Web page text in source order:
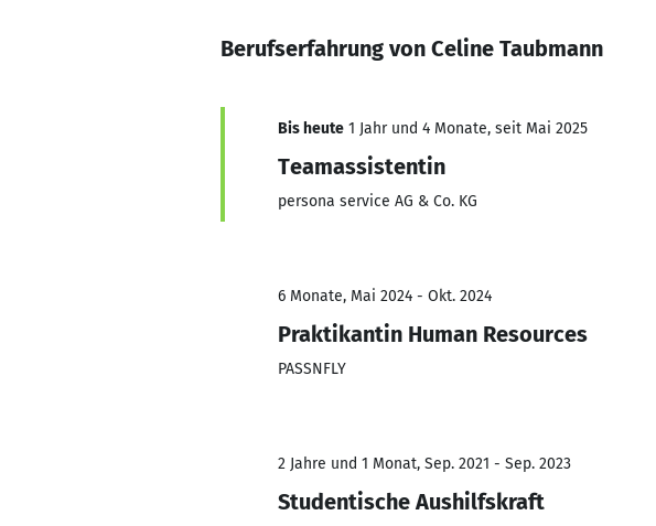
Berufserfahrung von Celine Taubmann
Bis heute 1 Jahr und 4 Monate, seit Mai 2025
Teamassistentin
persona service AG & Co. KG
6 Monate, Mai 2024 - Okt. 2024
Praktikantin Human Resources
PASSNFLY
2 Jahre und 1 Monat, Sep. 2021 - Sep. 2023
Studentische Aushilfskraft